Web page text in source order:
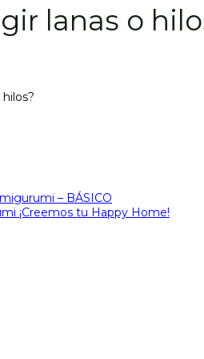
lanas o
– BÁSICO
¡Creemos tu Happy Home!